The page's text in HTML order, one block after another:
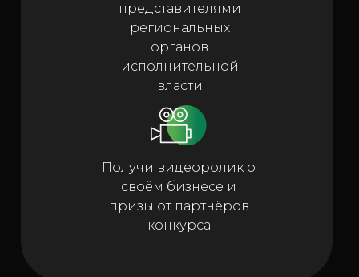
представителями
региональных
органов
исполнительной
власти
Получи видеоролик о
своём бизнесе и
призы от партнёров
конкурса